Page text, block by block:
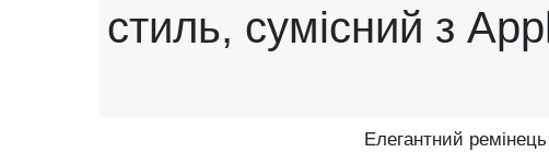
стиль, сумісний з
Елегантний